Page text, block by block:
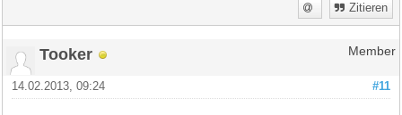
Zitieren
Tooker Member
#11
14.02.2013, 09:24